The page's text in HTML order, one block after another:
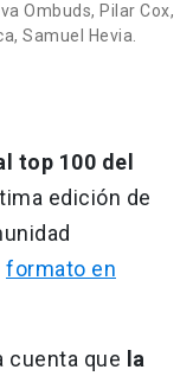
Ombuds, Pilar Cox,
Samuel Hevia.
top 100 del
edición de
formato en
cuenta que la